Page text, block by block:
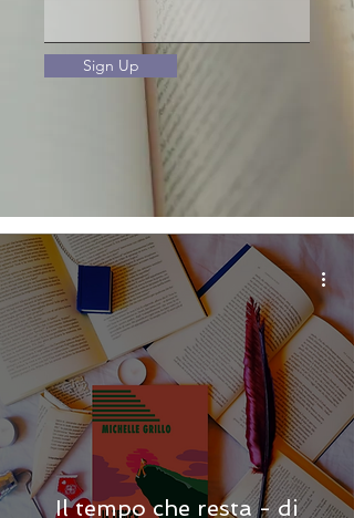
Sign Up
Il tempo che resta - di